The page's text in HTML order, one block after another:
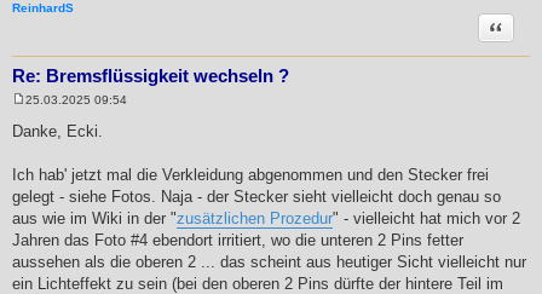
ReinhardS
Re: Bremsflüssigkeit wechseln ?
Zitat
i
r
a
g
25.03.2025 09:54
Danke, Ecki.
Ich hab' jetzt mal die Verkleidung abgenommen und den Stecker frei
gelegt - siehe Fotos. Naja - der Stecker sieht vielleicht doch genau so
aus wie im Wiki in der "zusätzlichen Prozedur" - vielleicht hat mich vor 2
Jahren das Foto #4 ebendort irritiert, wo die unteren 2 Pins fetter
aussehen als die oberen 2 ... das scheint aus heutiger Sicht vielleicht nur
ein Lichteffekt zu sein (bei den oberen 2 Pins dürfte der hintere Teil im